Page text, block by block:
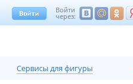
Войти
через:
Cервисы для фигуры